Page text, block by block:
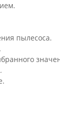
пылесоса.